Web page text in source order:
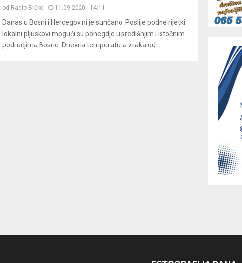
od Radio Brčko 11.09.2020 - 14:11
Danas u Bosni i Hercegovini je sunčano. Poslije podne rijetki
lokalni pljuskovi mogući su ponegdje u središnjim i istočnim
područjima Bosne. Dnevna temperatura zraka od...